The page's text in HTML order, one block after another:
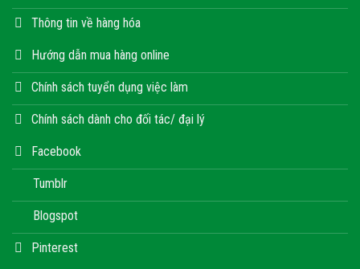
Thông tin về hàng hóa
Hướng dẫn mua hàng online
Chính sách tuyển dụng việc làm
Chính sách dành cho đối tác/ đại lý
Facebook
Tumblr
Blogspot
Pinterest